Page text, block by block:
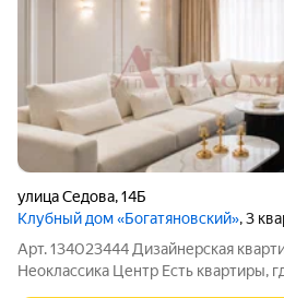
улица Седова,14Б
Клубный дом «Богатяновский», 3
Арт. 134023444 Дизайнерская
Неоклассика Центр Есть квартиры, где просто сделан ремонт.